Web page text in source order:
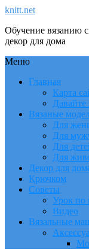
knitt.net
Обучение вязанию
декор для дома
Меню
Главная
Карта
Давайте
Вязаные
Для
Для
Для
Для
Декор для
Крючком
Советы
Урок по
Видео
Вязальные